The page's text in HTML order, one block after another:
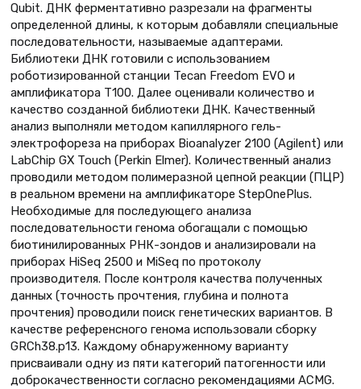
Qubit. ДНК ферментативно разрезали на фрагменты
определенной длины, к которым добавляли специальные
последовательности, называемые адаптерами.
Библиотеки ДНК готовили с использованием
роботизированной станции Tecan Freedom EVO и
амплификатора T100. Далее оценивали количество и
качество созданной библиотеки ДНК. Качественный
анализ выполняли методом капиллярного гель-
электрофореза на приборах Bioanalyzer 2100 (Agilent) или
LabChip GX Touch (Perkin Elmer). Количественный анализ
проводили методом полимеразной цепной реакции (ПЦР)
в реальном времени на амплификаторе StepOnePlus.
Необходимые для последующего анализа
последовательности генома обогащали с помощью
биотинилированных РНК-зондов и анализировали на
приборах HiSeq 2500 и MiSeq по протоколу
производителя. После контроля качества полученных
данных (точность прочтения, глубина и полнота
прочтения) проводили поиск генетических вариантов. В
качестве референсного генома использовали сборку
GRCh38.p13. Каждому обнаруженному варианту
присваивали одну из пяти категорий патогенности или
доброкачественности согласно рекомендациями ACMG.